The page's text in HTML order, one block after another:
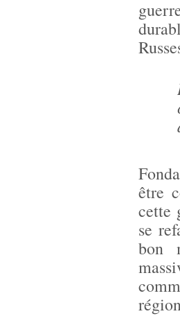
être
cette
se
bon